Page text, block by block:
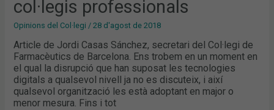
col·legis professionals
Opinions del Col·legi /28 d'agost de 2018
Article de Jordi Casas Sánchez, secretari del Col·legi de
Farmacèutics de Barcelona. Ens trobem en un moment en
el qual la disrupció que han suposat les tecnologies
digitals a qualsevol nivell ja no es discuteix, i així
qualsevol organització les està adoptant en major o
menor mesura. Fins i tot